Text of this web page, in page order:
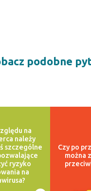
podobne
na
należy
szczególne
ryzyko
na
Czy po
można